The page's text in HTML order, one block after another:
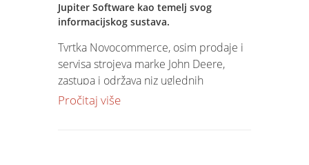
Jupiter Software kao temelj svog
informacijskog sustava.
Tvrtka Novocommerce, osim prodaje i
servisa strojeva marke John Deere,
zastupa i održava niz uglednih
proizvođača poljoprivredne
Pročitaj više